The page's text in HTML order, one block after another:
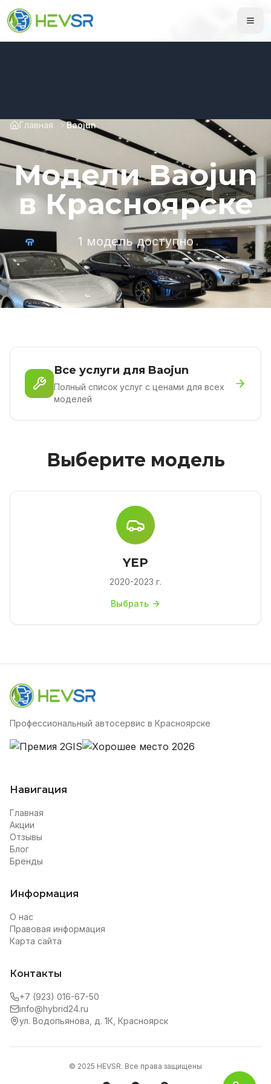
Главная Baojun
Модели Baojun
в Красноярске
1 модель доступно
Все услуги для Baojun
Полный список услуг с ценами для всех
моделей
Выберите модель
YEP
2020-2023 г.
Выбрать
Профессиональный автосервис в Красноярске
Навигация
Главная
Акции
Отзывы
Блог
Бренды
Информация
О нас
Правовая информация
Карта сайта
Контакты
+7 (923) 016-67-50
info@hybrid24.ru
ул. Водопьянова, д. 1К, Красноярск
© 2025 HEVSR. Все права защищены